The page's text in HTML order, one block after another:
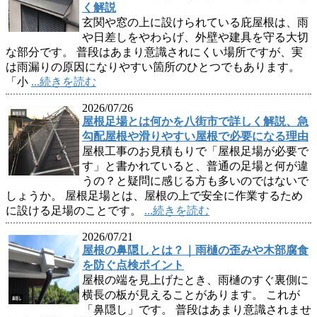
く解説
玄関や窓の上に設けられている庇屋根は、雨
や日差しをやわらげ、外壁や建具を守る大切
な部分です。 普段はあまり意識されにくい場所ですが、実
は雨漏りの原因になりやすい箇所のひとつでもあります。
「小 ...続きを読む
2026/07/26
屋根足場とは何かを八街市で詳しく解説、急
勾配屋根や滑りやすい屋根で必要になる理由
屋根工事のお見積もりで「屋根足場が必要で
す」と書かれていると、普通の足場と何が違
うの？と疑問に感じる方も多いのではないで
しょうか。 屋根足場とは、屋根の上で安全に作業するため
に設ける足場のことです。 ...続きを読む
2026/07/21
屋根の鼻隠しとは？｜雨樋の歪みや木部腐食
を防ぐ点検ポイント
屋根の端を見上げたとき、雨樋のすぐ裏側に
横長の板が見えることがあります。 これが
「鼻隠し」です。 普段はあまり意識されませ